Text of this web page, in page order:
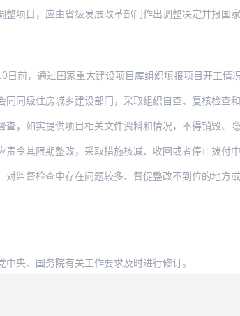
级发展改革部门作出调整决定并报国家发展改革委备案。新调整
过国家重大建设项目库组织填报项目开工情况、投资完成情
建设部门，采取组织自查、复核检查和实地查看等方式，对中央
实提供项目相关文件资料和情况，不得销毁、隐匿、转移、
，采取措施核减、收回或者停止拨付中央投资补助，并可以根据
查中存在问题较多、督促整改不到位的地方或单位，国家发
央、国务院有关工作要求及时进行修订。